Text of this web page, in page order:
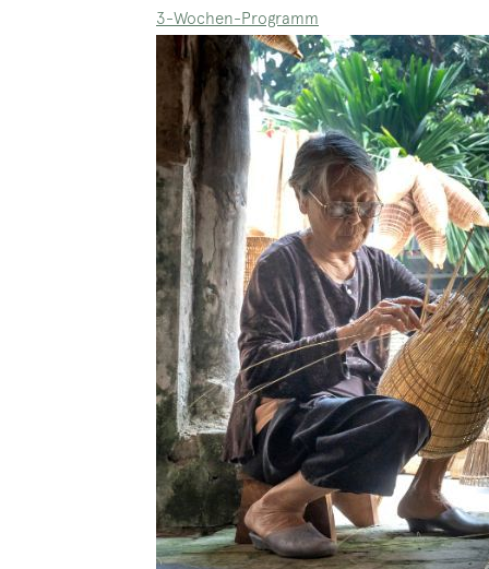
3-Wochen-Programm